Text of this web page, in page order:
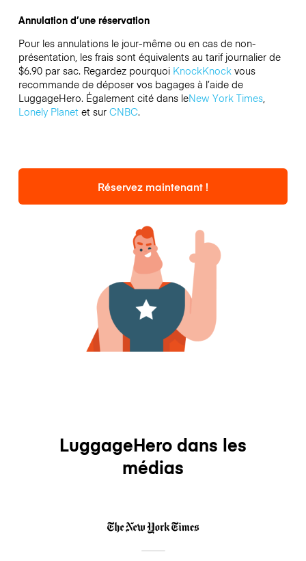
Annulation d’une réservation
Pour les annulations le jour-même ou en cas de non-
présentation, les frais sont équivalents au tarif journalier de
$6.90 par sac. Regardez pourquoi KnockKnockvous
recommande de déposer vos bagages à l’aide de
LuggageHero. Également cité dans leNew York Times,
Lonely Planetet sur CNBC.
Réservez maintenant !
LuggageHero dans les
médias